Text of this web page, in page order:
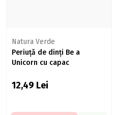
Natura Verde
Periuță de dinți Be a
Unicorn cu capac
12,49 Lei